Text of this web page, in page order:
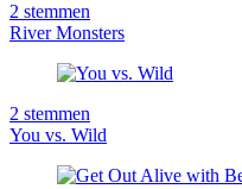
2 stemmen
River Monsters
2 stemmen
You vs. Wild